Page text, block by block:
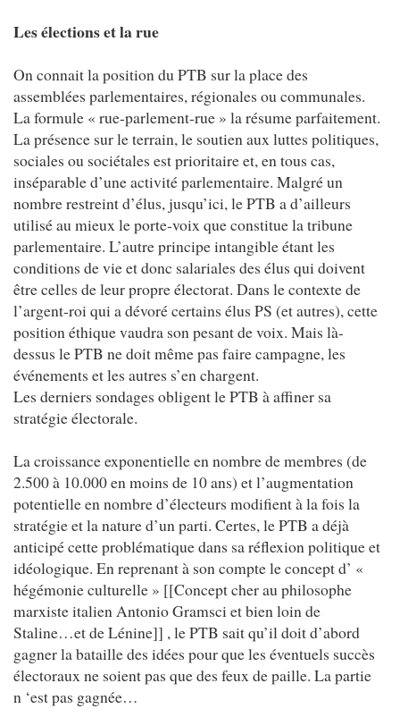
Les élections et la rue
On connait la position du PTB sur la place des
assemblées parlementaires, régionales ou communales.
La formule « rue-parlement-rue » la résume parfaitement.
La présence sur le terrain, le soutien aux luttes politiques,
sociales ou sociétales est prioritaire et, en tous cas,
inséparable d’une activité parlementaire. Malgré un
nombre restreint d’élus, jusqu’ici, le PTB a d’ailleurs
utilisé au mieux le porte-voix que constitue la tribune
parlementaire. L’autre principe intangible étant les
conditions de vie et donc salariales des élus qui doivent
être celles de leur propre électorat. Dans le contexte de
l’argent-roi qui a dévoré certains élus PS (et autres), cette
position éthique vaudra son pesant de voix. Mais là-
dessus le PTB ne doit même pas faire campagne, les
événements et les autres s’en chargent.
Les derniers sondages obligent le PTB à affiner sa
stratégie électorale.
La croissance exponentielle en nombre de membres (de
2.500 à 10.000 en moins de 10 ans) et l’augmentation
potentielle en nombre d’électeurs modifient à la fois la
stratégie et la nature d’un parti. Certes, le PTB a déjà
anticipé cette problématique dans sa réflexion politique et
idéologique. En reprenant à son compte le concept d’ «
hégémonie culturelle » [[Concept cher au philosophe
marxiste italien Antonio Gramsci et bien loin de
Staline…et de Lénine]] , le PTB sait qu’il doit d’abord
gagner la bataille des idées pour que les éventuels succès
électoraux ne soient pas que des feux de paille. La partie
n ‘est pas gagnée…